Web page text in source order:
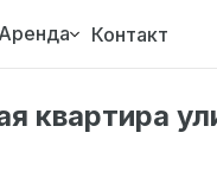
Аренда Контакт
квартира